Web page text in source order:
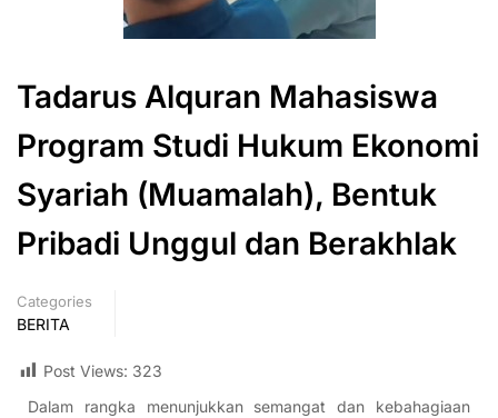
Tadarus Alquran Mahasiswa
Program Studi Hukum Ekonomi
Syariah (Muamalah), Bentuk
Pribadi Unggul dan Berakhlak
Categories
BERITA
Post Views: 323
Dalam rangka menunjukkan semangat dan kebahagiaan